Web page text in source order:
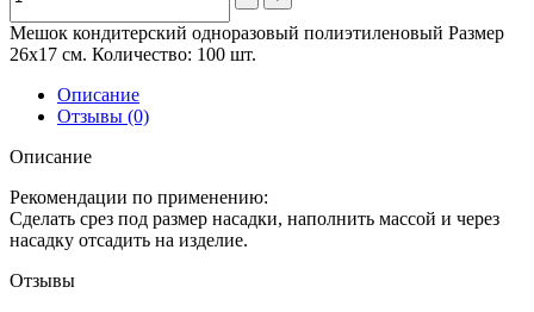
Мешок кондитерский одноразовый полиэтиленовый Размер
26х17 см. Количество: 100 шт.
Описание
Отзывы (0)
Описание
Рекомендации по применению:
Сделать срез под размер насадки, наполнить массой и через
насадку отсадить на изделие.
Отзывы